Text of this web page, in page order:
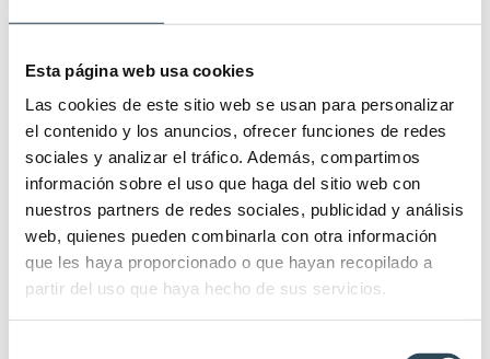
Esta página web usa cookies
Las cookies de este sitio web se usan para personalizar
el contenido y los anuncios, ofrecer funciones de redes
sociales y analizar el tráfico. Además, compartimos
información sobre el uso que haga del sitio web con
nuestros partners de redes sociales, publicidad y análisis
web, quienes pueden combinarla con otra información
que les haya proporcionado o que hayan recopilado a
partir del uso que haya hecho de sus servicios.
26/05/2026
OPE Enfermería Comunidad Valenciana:
se ofertan 1.461 plazas
31/12/2025